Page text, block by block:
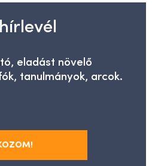
eladást növelő
tanulmányok, arcok.